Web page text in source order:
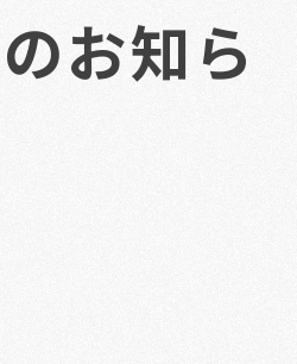
お知ら